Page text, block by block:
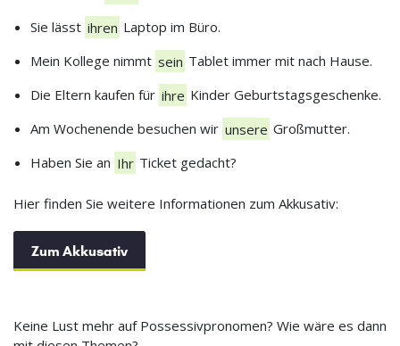
Sie lässt ihren Laptop im Büro.
Mein Kollege nimmt sein Tablet immer mit nach Hause.
Die Eltern kaufen für ihre Kinder Geburtstagsgeschenke.
Am Wochenende besuchen wir unsere Großmutter.
Haben Sie an Ihr Ticket gedacht?
Hier finden Sie weitere Informationen zum Akkusativ:
Zum Akkusativ
Keine Lust mehr auf Possessivpronomen? Wie wäre es dann